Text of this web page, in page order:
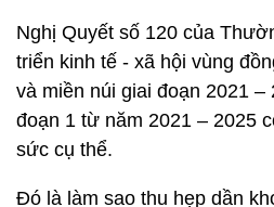
Nghị Quyết số 120 của
triển kinh tế - xã hội vùng
và miền núi giai đoạn 2021 –
đoạn 1 từ năm 2021 – 2025
sức cụ thể.
Đó là làm sao thu hẹp dần